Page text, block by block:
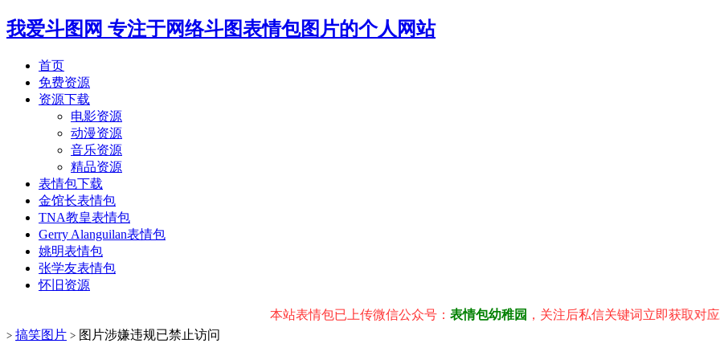
我爱斗图网 专注于网络斗图表情包图片的个人网站
首页
免费资源
资源下载
电影资源
动漫资源
音乐资源
精品资源
表情包下载
金馆长表情包
TNA教皇表情包
Gerry Alanguilan表情包
姚明表情包
张学友表情包
怀旧资源
本站表情包已上传微信公众号：表情包幼稚园，关注后私信关键词立即获取对应表
> 搞笑图片 > 图片涉嫌违规已禁止访问